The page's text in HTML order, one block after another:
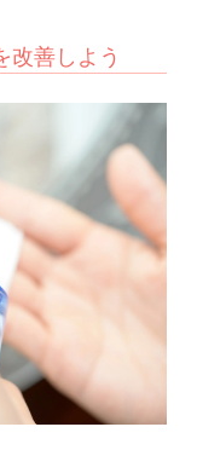
改善しよう